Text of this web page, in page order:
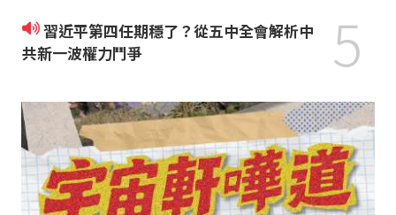
習近平第四任期穩了？從五中全會解析中
共新一波權力鬥爭
5